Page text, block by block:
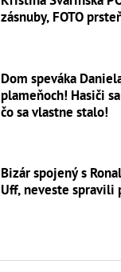
zásnuby, FOTO
Dom speváka
plameňoch! Hasiči
čo sa vlastne stalo!
Bizár spojený s
Uff, neveste spravili